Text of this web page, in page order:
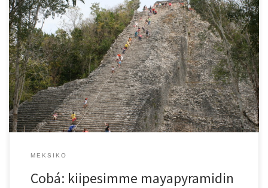
Pikkuinen Cobá on yksinkertainen kylä viidakon keskellä. Sillä on
aarre: kokonainen raunioitunut mayakaupunki.
MEKSIKO
Cobá: kiipesimme mayapyramidin